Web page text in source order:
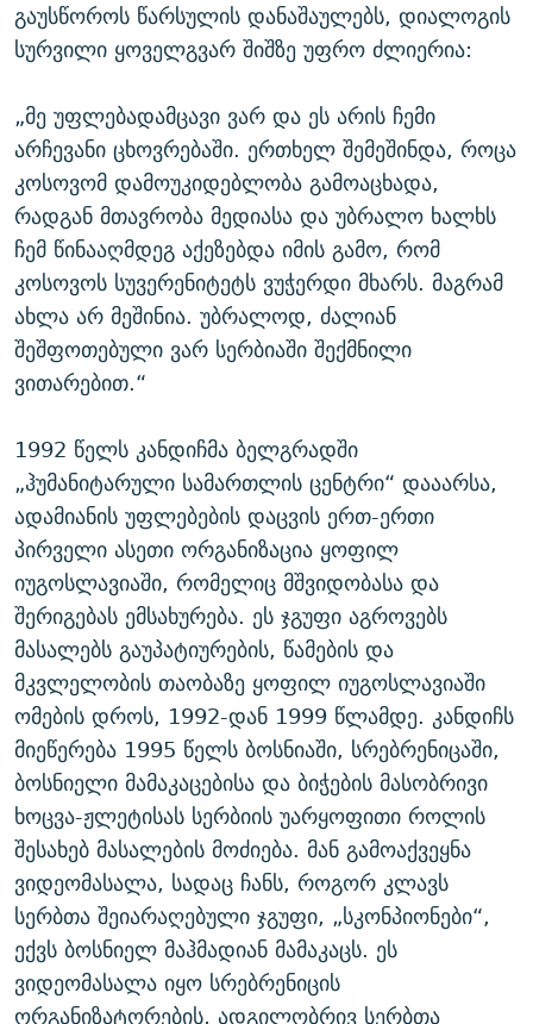
გაუსწოროს წარსულის დანაშაულებს, დიალოგის
სურვილი ყოველგვარ შიშზე უფრო ძლიერია:
„მე უფლებადამცავი ვარ და ეს არის ჩემი
არჩევანი ცხოვრებაში. ერთხელ შემეშინდა, როცა
კოსოვომ დამოუკიდებლობა გამოაცხადა,
რადგან მთავრობა მედიასა და უბრალო ხალხს
ჩემ წინააღმდეგ აქეზებდა იმის გამო, რომ
კოსოვოს სუვერენიტეტს ვუჭერდი მხარს. მაგრამ
ახლა არ მეშინია. უბრალოდ, ძალიან
შეშფოთებული ვარ სერბიაში შექმნილი
ვითარებით.“
1992 წელს კანდიჩმა ბელგრადში
„ჰუმანიტარული სამართლის ცენტრი“ დააარსა,
ადამიანის უფლებების დაცვის ერთ-ერთი
პირველი ასეთი ორგანიზაცია ყოფილ
იუგოსლავიაში, რომელიც მშვიდობასა და
შერიგებას ემსახურება. ეს ჯგუფი აგროვებს
მასალებს გაუპატიურების, წამების და
მკვლელობის თაობაზე ყოფილ იუგოსლავიაში
ომების დროს, 1992-დან 1999 წლამდე. კანდიჩს
მიეწერება 1995 წელს ბოსნიაში, სრებრენიცაში,
ბოსნიელი მამაკაცებისა და ბიჭების მასობრივი
ხოცვა-ჟლეტისას სერბიის უარყოფითი როლის
შესახებ მასალების მოძიება. მან გამოაქვეყნა
ვიდეომასალა, სადაც ჩანს, როგორ კლავს
სერბთა შეიარაღებული ჯგუფი, „სკონპიონები“,
ექვს ბოსნიელ მაჰმადიან მამაკაცს. ეს
ვიდეომასალა იყო სრებრენიცის